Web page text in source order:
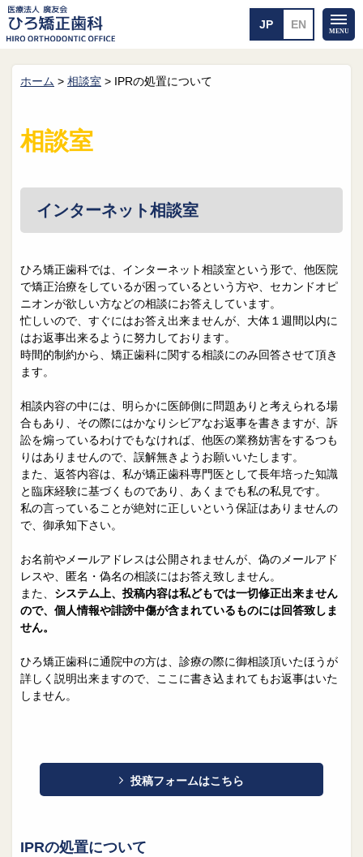
ホーム 矯正治療について
院長紹介
メール送信 相談室
皆さんの声 求人
院長日誌 治療相談
スタッフブログ サイトマップ
0263-54-6622
MAILはこちら
ホーム > 相談室 > IPRの処置について
相談室
インターネット相談室
ひろ矯正歯科では、インターネット相談室という形で、他医院
で矯正治療をしているが困っているという方や、セカンドオピ
ニオンが欲しい方などの相談にお答えしています。
忙しいので、すぐにはお答え出来ませんが、大体１週間以内に
はお返事出来るように努力しております。
時間的制約から、矯正歯科に関する相談にのみ回答させて頂き
ます。
相談内容の中には、明らかに医師側に問題ありと考えられる場
合もあり、その際にはかなりシビアなお返事を書きますが、訴
訟を煽っているわけでもなければ、他医の業務妨害をするつも
りはありませんので、誤解無きようお願いいたします。
また、返答内容は、私が矯正歯科専門医として長年培った知識
と臨床経験に基づくものであり、あくまでも私の私見です。
私の言っていることが絶対に正しいという保証はありませんの
で、御承知下さい。
お名前やメールアドレスは公開されませんが、偽のメールアド
レスや、匿名・偽名の相談にはお答え致しません。
また、 システム上、投稿内容は私どもでは一切修正出来ません
ので、個人情報や誹謗中傷が含まれているものには回答致しま
せん。
ひろ矯正歯科に通院中の方は、診療の際に御相談頂いたほうが
詳しく説明出来ますので、ここに書き込まれてもお返事はいた
しません。
投稿フォームはこちら
IPRの処置について